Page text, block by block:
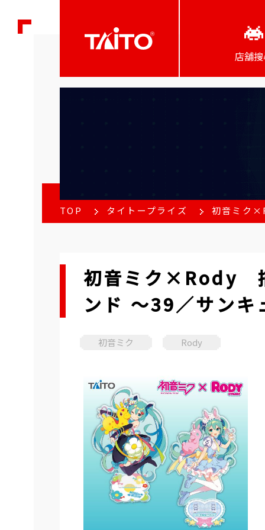
店舖
TOP タイトープライズ 初音ミク
初音ミク×Rody
ンド ～39／サンキ
初音ミク Rody